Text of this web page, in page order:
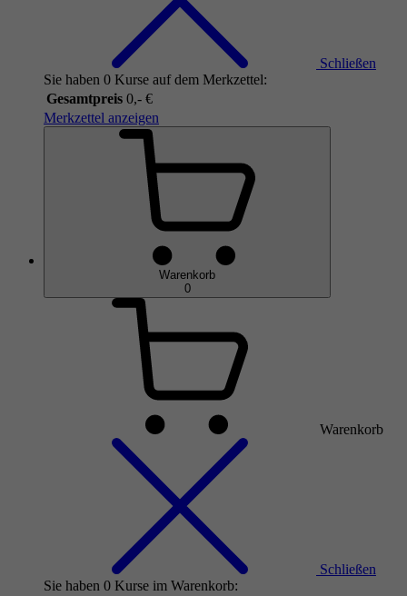
Schließen
Sie haben 0 Kurse auf dem Merkzettel:
Gesamtpreis 0,- €
Merkzettel anzeigen
Warenkorb
0
Warenkorb
Schließen
Sie haben 0 Kurse im Warenkorb: